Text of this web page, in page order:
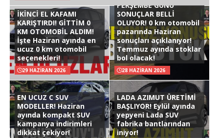
İKİNCİ EL KAFAMI
KARIŞTIRDI! GİTTİM 0
KM OTOMOBİL ALDIM!
İşte Haziran ayında en
ucuz 0 km otomobil
seçenekleri!
29 HAZIRAN 2026
PERŞEMBE GÜNÜ
SONUÇLAR BELLİ
OLUYOR! 0 km otomobil
pazarında Haziran
sonuçları açıklanıyor!
Temmuz ayında stoklar
bol olacak!
28 HAZIRAN 2026
EN UCUZ C SUV
MODELLER! Haziran
ayında kompakt SUV
kampanya indirimleri
dikkat çekiyor!
LADA AZIMUT ÜRETİMİ
BAŞLIYOR! Eylül ayında
yepyeni Lada SUV
fabrika bantlarından
iniyor!